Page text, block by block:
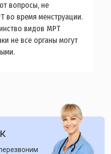
вопросы, не
во время менструации.
видов МРТ
не все органы могут